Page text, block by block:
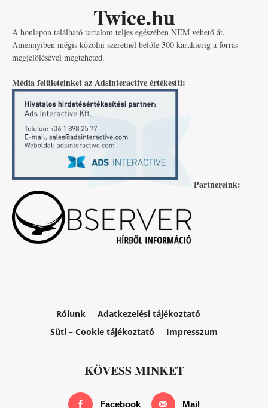
Twice.hu
A honlapon található tartalom teljes egészében NEM vehető át.
Amennyiben mégis közölni szeretnél belőle 300 karakterig a forrás
megjelölésével megteheted.
Média felületeinket az AdsInteractive értékesíti:
Partnereink:
Rólunk
Adatkezelési tájékoztató
Süti – Cookie tájékoztató
Impresszum
KÖVESS MINKET
Facebook Mail